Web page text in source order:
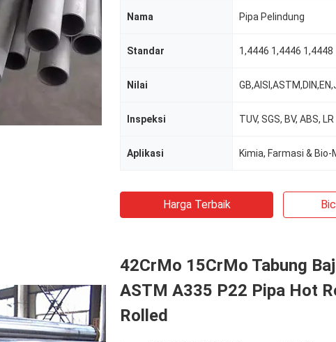
Nama Pipa Pelindung
Standar 1,4446 1,4446 1,4448
Nilai
Inspeksi TUV, SGS, BV, ABS,
Aplikasi Kimia, Farmasi & Bio-
Harga Terbaik
42CrMo 15CrMo Tabung
ASTM A335 P22 Pipa Hot
Rolled